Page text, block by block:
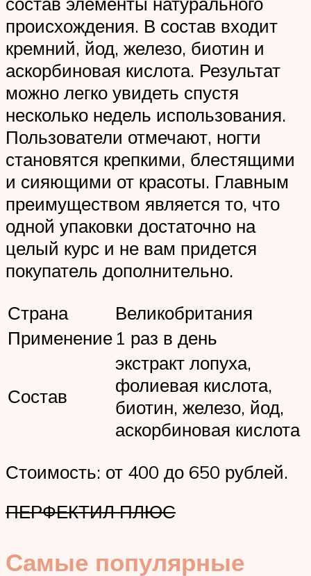
происхождения. В состав входит
кремний, йод, железо, биотин и
аскорбиновая кислота. Результат
можно легко увидеть спустя
несколько недель использования.
Пользователи отмечают, ногти
становятся крепкими, блестящими
и сияющими от красоты. Главным
преимуществом является то, что
одной упаковки достаточно на
целый курс и не вам придется
покупатель дополнительно.
Страна
Великобритания
Применение 1 раз в день
Состав
экстракт лопуха,
фолиевая кислота,
биотин, железо, йод,
аскорбиновая кислота
Стоимость: от 400 до 650 рублей.
ПЕРФЕКТИЛ ПЛЮС
Самые популярные